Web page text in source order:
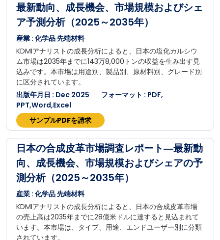
最新動向、成長機会、市場規模およびシェ
ア予測分析（2025～2035年）
産業 : 化学品 先端材料
KDMIアナリストの成長分析によると、日本の塩化カルシウ
ム市場は2035年までに143万8,000トンの収益を生み出す見
込みです。本市場は用途別、製品別、原材料別、グレード別
に区分されています。
出版年月日 : Dec 2025
フォーマット : PDF,
PPT,Word,Excel
サンプルPDFを請求
日本の合成皮革市場調査レポート―最新動
向、成長機会、市場規模およびシェアの予
測分析（2025～2035年）
産業 : 化学品 先端材料
KDMIアナリストの成長分析によると、日本の合成皮革市場
の売上高は2035年までに28億米ドルに達すると見込まれて
います。本市場は、タイプ、用途、エンドユーザー別に分類
されています。